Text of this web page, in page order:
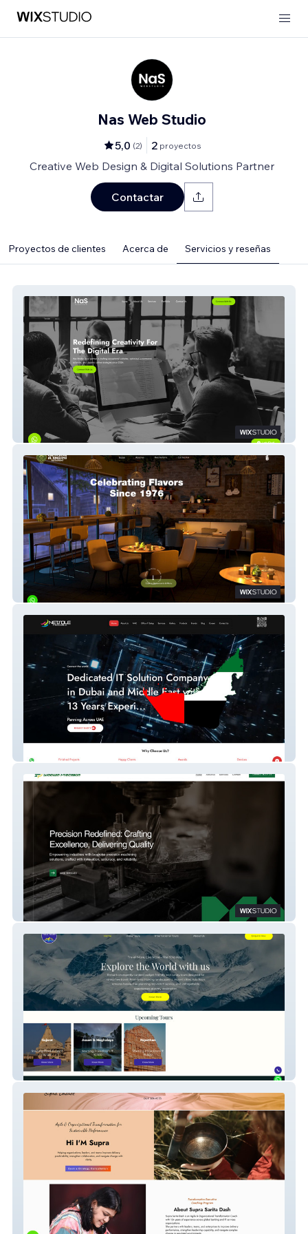
Nas Web Studio
5,0 (2) 2 proyectos
Creative Web Design & Digital Solutions Partner
Contactar
Proyectos de clientes Acerca de Servicios y reseñas
NaS
Al Khuzama
Siddwinprecision
yolotours
Supra Bharat